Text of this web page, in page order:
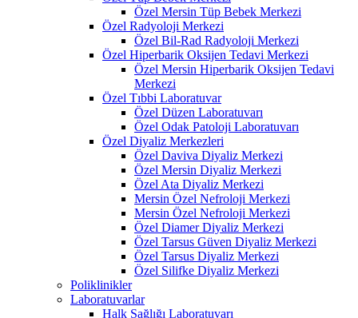
Özel Mersin Tüp Bebek Merkezi
Özel Radyoloji Merkezi
Özel Bil-Rad Radyoloji Merkezi
Özel Hiperbarik Oksijen Tedavi Merkezi
Özel Mersin Hiperbarik Oksijen Tedavi
Merkezi
Özel Tıbbi Laboratuvar
Özel Düzen Laboratuvarı
Özel Odak Patoloji Laboratuvarı
Özel Diyaliz Merkezleri
Özel Daviva Diyaliz Merkezi
Özel Mersin Diyaliz Merkezi
Özel Ata Diyaliz Merkezi
Mersin Özel Nefroloji Merkezi
Mersin Özel Nefroloji Merkezi
Özel Diamer Diyaliz Merkezi
Özel Tarsus Güven Diyaliz Merkezi
Özel Tarsus Diyaliz Merkezi
Özel Silifke Diyaliz Merkezi
Poliklinikler
Laboratuvarlar
Halk Sağlığı Laboratuvarı